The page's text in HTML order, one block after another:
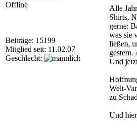
Offline
Beiträge: 15199
Mitglied seit: 11.02.07
Geschlecht:
Alle
Shirts,
gerne:
was sie
ließen,
gestern.
Und
Welt-
zu
Und